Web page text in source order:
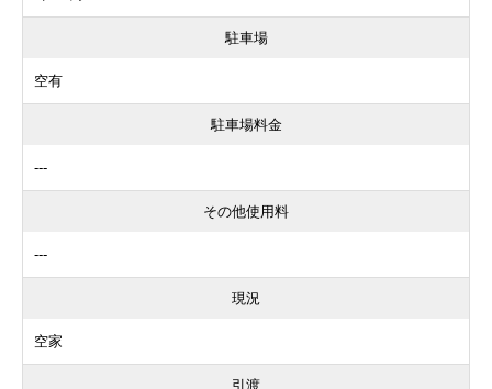
駐車場
空有
駐車場料金
---
その他使用料
---
現況
空家
引渡